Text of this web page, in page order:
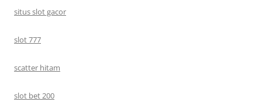
situs slot gacor
slot 777
scatter hitam
slot bet 200